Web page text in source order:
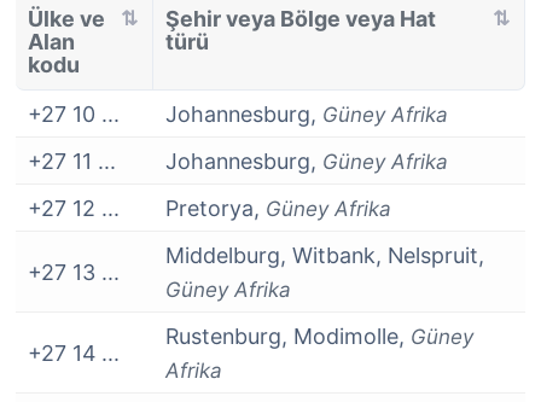
Ülke ve
Alan
kodu
Şehir veya Bölge veya Hat
türü
+27 10 ... Johannesburg, Güney Afrika
+27 11 ... Johannesburg, Güney Afrika
+27 12 ... Pretorya, Güney Afrika
+27 13 ...
Middelburg, Witbank, Nelspruit,
Güney Afrika
+27 14 ...
Rustenburg, Modimolle, Güney
Afrika